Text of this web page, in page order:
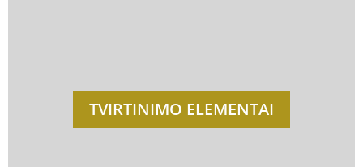
TVIRTINIMO ELEMENTAI